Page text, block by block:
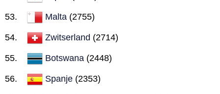
Malta (2755)
Zwitserland (2714)
Botswana (2448)
Spanje (2353)